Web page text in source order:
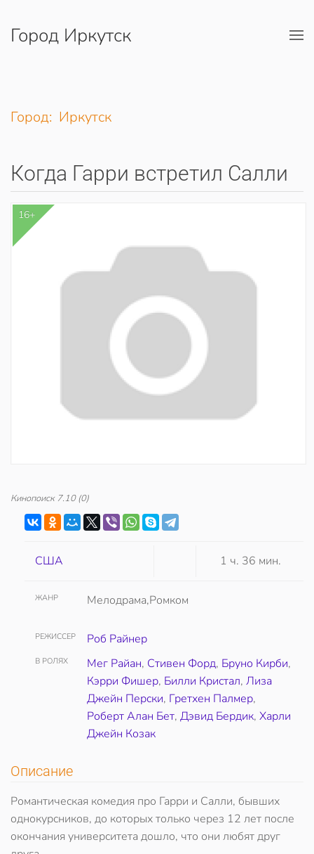
Перейти к содержимому
Город Иркутск
Город: Иркутск
Когда Гарри встретил Салли
16+
Кинопоиск 7.10(0)
США 1 ч. 36 мин.
ЖАНР Мелодрама,Ромком
РЕЖИССЕР Роб Райнер
В РОЛЯХ Мег Райан, Стивен Форд, Бруно Кирби,
Кэрри Фишер, Билли Кристал, Лиза
Джейн Перски, Гретхен Палмер,
Роберт Алан Бет, Дэвид Бердик, Харли
Джейн Козак
Описание
Романтическая комедия про Гарри и Салли, бывших
однокурсников, до которых только через 12 лет после
окончания университета дошло, что они любят друг